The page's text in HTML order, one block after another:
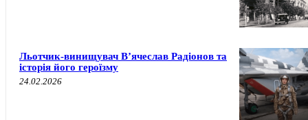
Льотчик-винищувач В’ячеслав Радіонов та
історія його героїзму
24.02.2026